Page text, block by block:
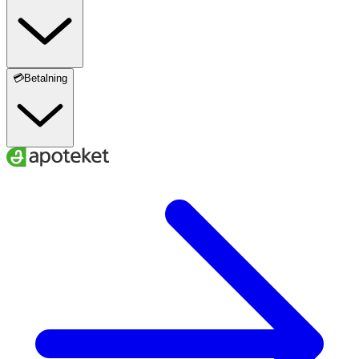
💳Betalning